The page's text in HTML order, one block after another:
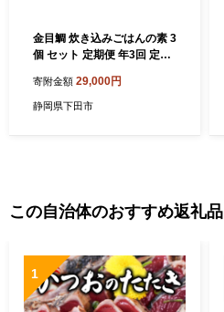
金目鯛 炊き込みごはんの素 3
個 セット 定期便 年3回 定期
目鯛 ごはんの素 3個 厳選 濃
縮スープ 炊くだけ 簡単 レト
寄附金額 29,000円
静岡県下田市
この自治体のおすすめ返礼品
1